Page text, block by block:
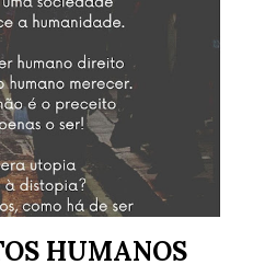
e com os convidados
Vianna Hoffmann e
Quinzeiro pelo
participar de um encontro
que temos para aprender
Cliquem abaixo para
HUMANOS